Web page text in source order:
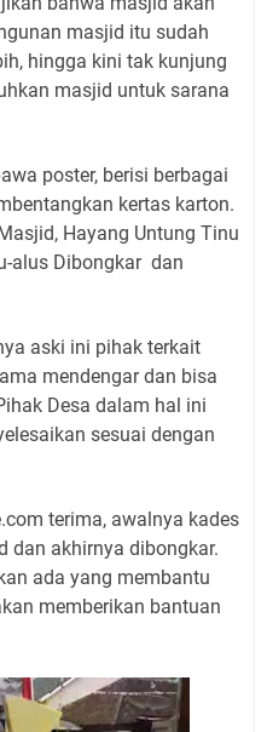
masjid itu sudah
hingga kini tak kunjung
masjid untuk sarana
poster, berisi berbagai
kertas karton.
Hayang Untung Tinu
alus Dibongkar dan
aski ini pihak terkait
mendengar dan bisa
Desa dalam hal ini
sesuai dengan
terima, awalnya kades
dan akhirnya dibongkar.
ada yang membantu
memberikan bantuan